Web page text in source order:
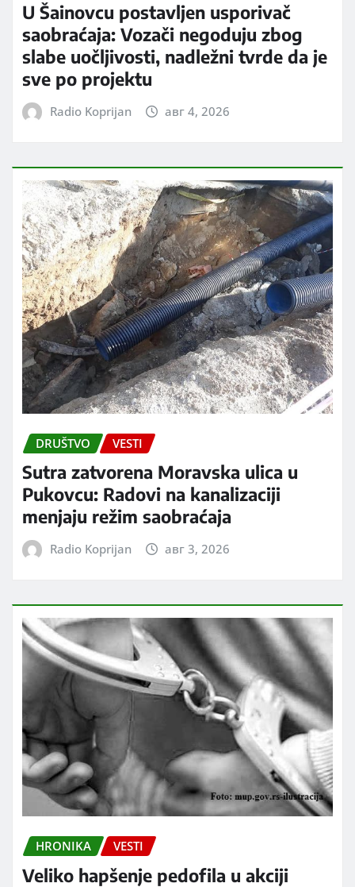
U Šainovcu postavljen usporivač
saobraćaja: Vozači negoduju zbog
slabe uočljivosti, nadležni tvrde da je
sve po projektu
Radio Koprijan авг 4, 2026
DRUŠTVO VESTI
Sutra zatvorena Moravska ulica u
Pukovcu: Radovi na kanalizaciji
menjaju režim saobraćaja
Radio Koprijan авг 3, 2026
HRONIKA VESTI
Veliko hapšenje pedofila u akciji